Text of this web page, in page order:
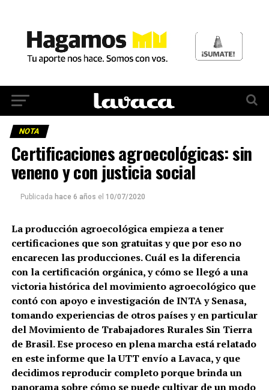
NOTA
Certificaciones agroecológicas: sin
veneno y con justicia social
Publicada hace 6 años el 10/07/2020
La producción agroecológica empieza a tener
certificaciones que son gratuitas y que por eso no
encarecen las producciones. Cuál es la diferencia
con la certificación orgánica, y cómo se llegó a una
victoria histórica del movimiento agroecológico que
contó con apoyo e investigación de INTA y Senasa,
tomando experiencias de otros países y en particular
del Movimiento de Trabajadores Rurales Sin Tierra
de Brasil. Ese proceso en plena marcha está relatado
en este informe que la UTT envío a Lavaca, y que
decidimos reproducir completo porque brinda un
panorama sobre cómo se puede cultivar de un modo